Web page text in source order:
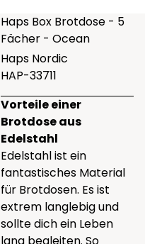
Haps Box Brotdose - 5
Fächer - Ocean
Haps Nordic
HAP-33711
Vorteile einer
Brotdose aus
Edelstahl
Edelstahl ist ein
fantastisches Material
für Brotdosen. Es ist
extrem langlebig und
sollte dich ein Leben